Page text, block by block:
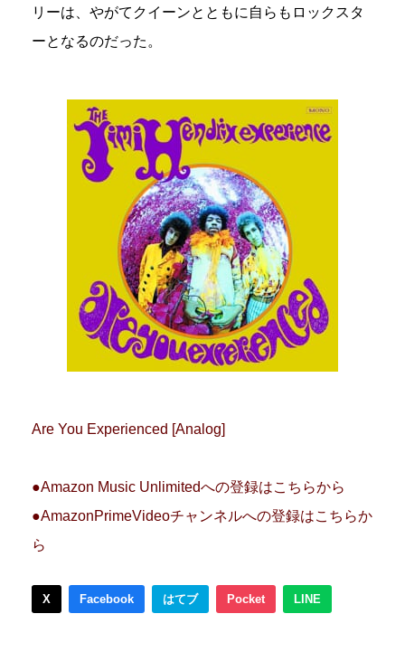
リーは、やがてクイーンとともに自らもロックスタ
ーとなるのだった。
Are You Experienced [Analog]
●Amazon Music Unlimitedへの登録はこちらから
●AmazonPrimeVideoチャンネルへの登録はこちらか
ら
X Facebook はてブ Pocket LINE